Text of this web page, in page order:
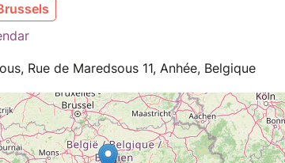
Rue de Maredsous 11, Anhée, Belgique